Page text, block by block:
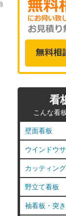
看
こんな看
壁面看板
ウインドウ
カッティン
野立て看板
袖看板・突